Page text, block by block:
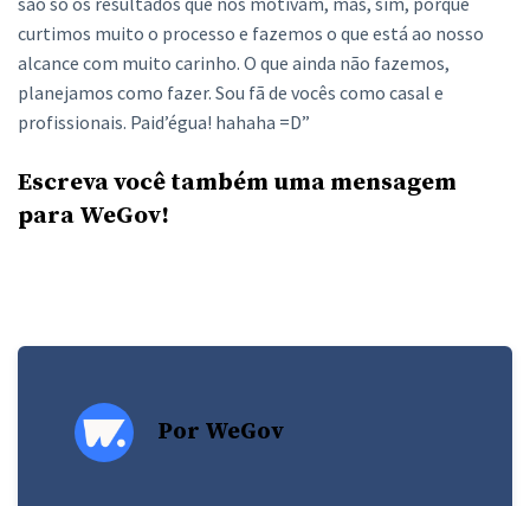
curtimos muito o processo e fazemos o que está ao nosso
alcance com muito carinho. O que ainda não fazemos,
planejamos como fazer. Sou fã de vocês como casal e
profissionais. Paid’égua! hahaha =D”
Escreva você também uma mensagem
para WeGov!
Por WeGov